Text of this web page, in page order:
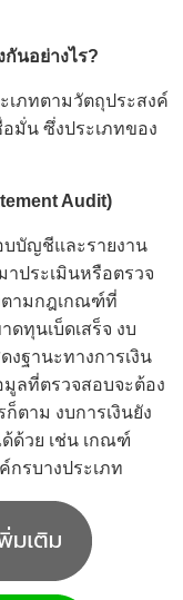
นอย่างไร?
เภทตามวัตถุประสงค์
มั่น ซึ่งประเภทของ
Audit)
บบัญชีและรายงาน
าประเมินหรือตรวจ
ามกฎเกณฑ์ที่
ดทุนเบ็ดเสร็จ งบ
งฐานะทางการเงิน
มูลที่ตรวจสอบจะต้อง
ตาม งบการเงินยัง
ด้วย เช่น เกณฑ์
รบางประเภท